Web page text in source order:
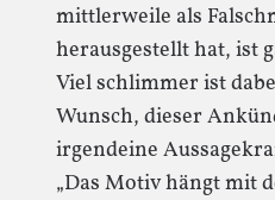
mittlerweile als
herausgestellt hat, ist
Viel schlimmer ist
Wunsch, dieser
irgendeine
„Das Motiv hängt mit